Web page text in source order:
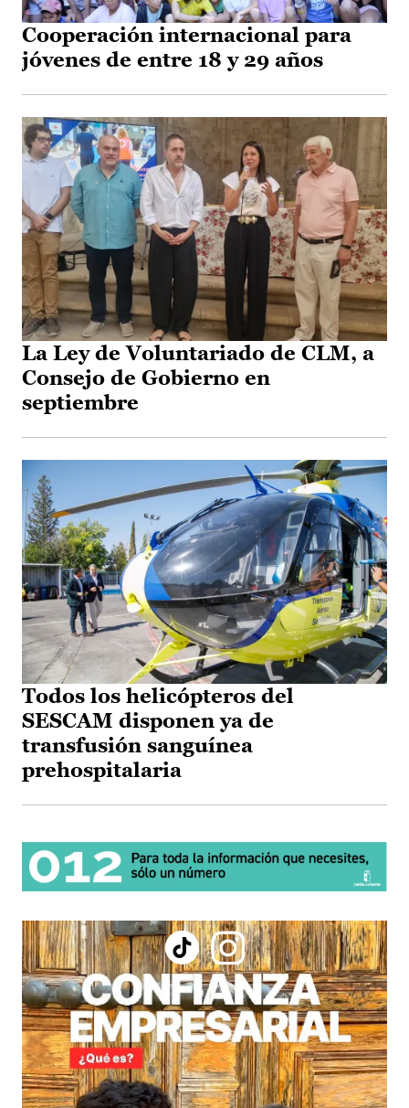
Cooperación internacional para
jóvenes de entre 18 y 29 años
La Ley de Voluntariado de CLM, a
Consejo de Gobierno en
septiembre
Todos los helicópteros del
SESCAM disponen ya de
transfusión sanguínea
prehospitalaria